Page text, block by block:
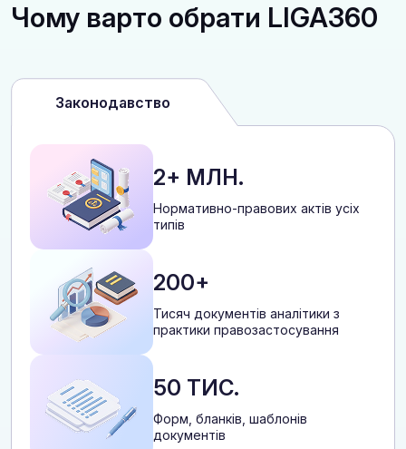
Чому варто обрати LIGA360
Законодавство
2+ МЛН.
Нормативно-правових актів усіх
типів
200+
Тисяч документів аналітики з
практики правозастосування
50 ТИС.
Форм, бланків, шаблонів
документів